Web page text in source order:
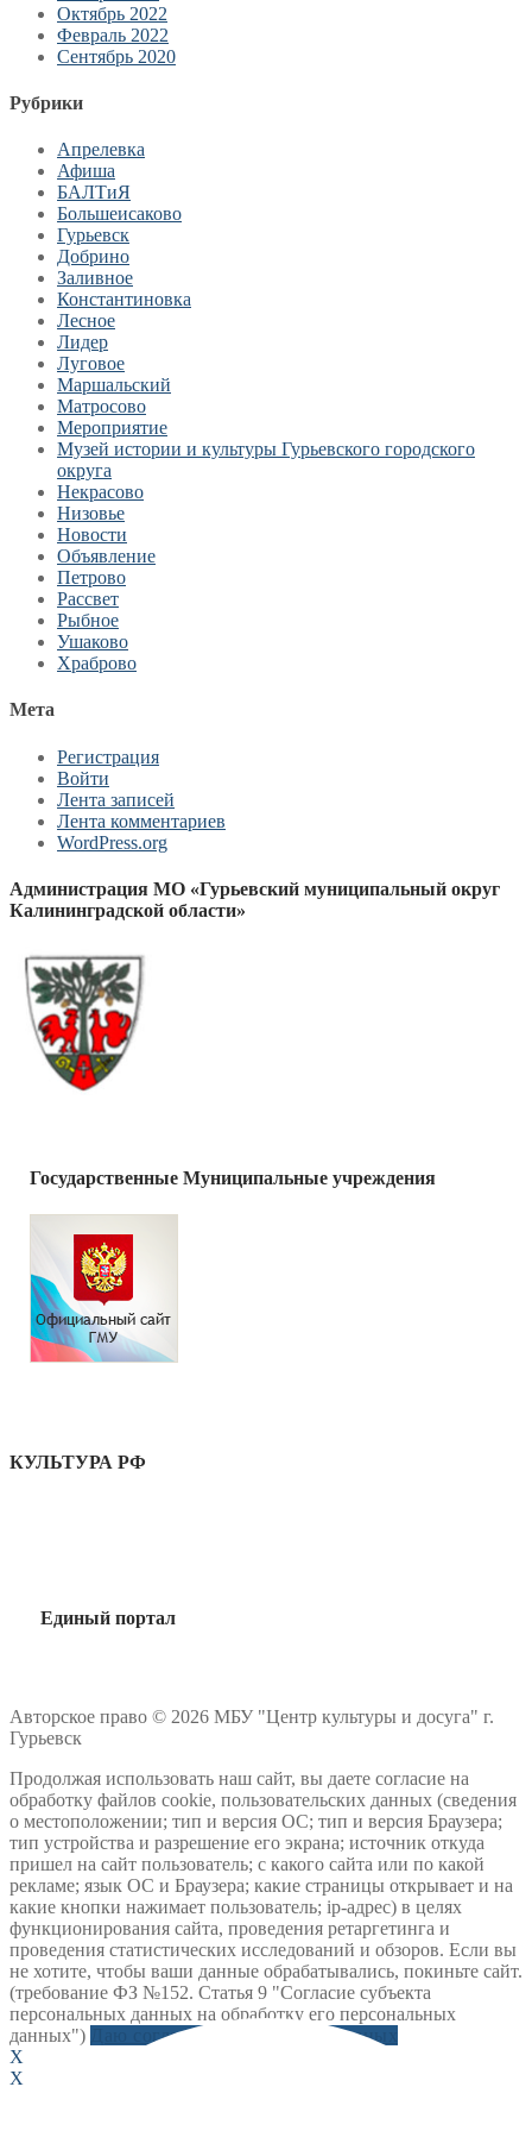
Октябрь 2022
Февраль 2022
Сентябрь 2020
Рубрики
Апрелевка
Афиша
БАЛТиЯ
Большеисаково
Гурьевск
Добрино
Заливное
Константиновка
Лесное
Лидер
Луговое
Маршальский
Матросово
Мероприятие
Музей истории и культуры Гурьевского городского
округа
Некрасово
Низовье
Новости
Объявление
Петрово
Рассвет
Рыбное
Ушаково
Храброво
Мета
Регистрация
Войти
Лента записей
Лента комментариев
WordPress.org
Администрация МО «Гурьевский муниципальный округ
Калининградской области»
Государственные Муниципальные учреждения
КУЛЬТУРА РФ
Единый портал
Авторское право © 2026 МБУ "Центр культуры и досуга" г.
Гурьевск
Продолжая использовать наш сайт, вы даете согласие на
обработку файлов cookie, пользовательских данных (сведения
о местоположении; тип и версия ОС; тип и версия Браузера;
тип устройства и разрешение его экрана; источник откуда
пришел на сайт пользователь; с какого сайта или по какой
рекламе; язык ОС и Браузера; какие страницы открывает и на
какие кнопки нажимает пользователь; ip-адрес) в целях
функционирования сайта, проведения ретаргетинга и
проведения статистических исследований и обзоров. Если вы
не хотите, чтобы ваши данные обрабатывались, покиньте сайт.
(требование ФЗ №152. Статья 9 "Согласие субъекта
персональных данных на обработку его персональных
данных")
Даю согласие на обработку данных
X
X